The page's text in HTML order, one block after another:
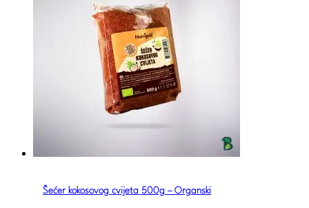
Šećer kokosovog cvijeta 500g – Organski